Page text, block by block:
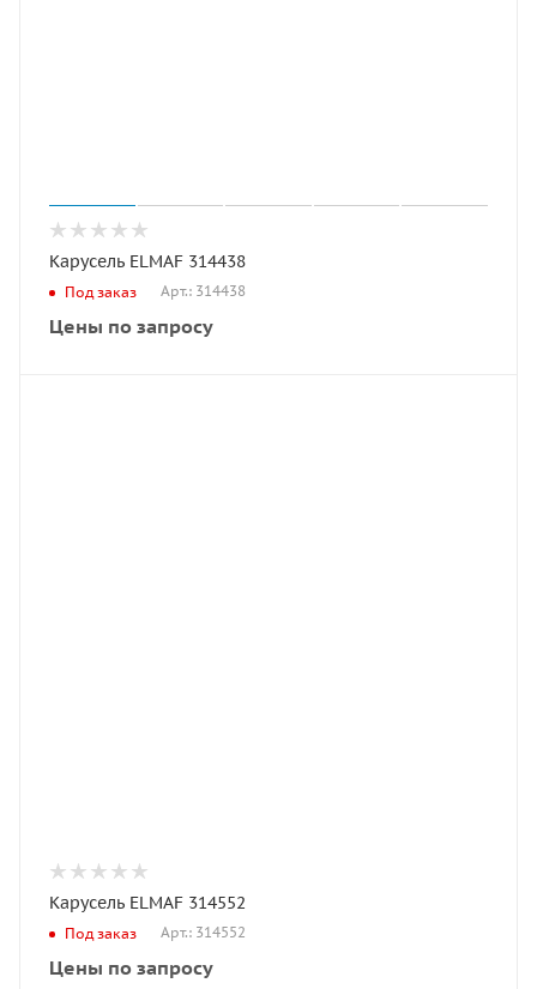
Карусель ELMAF 314438
Под заказ Арт.: 314438
Цены по запросу
Карусель ELMAF 314552
Под заказ Арт.: 314552
Цены по запросу